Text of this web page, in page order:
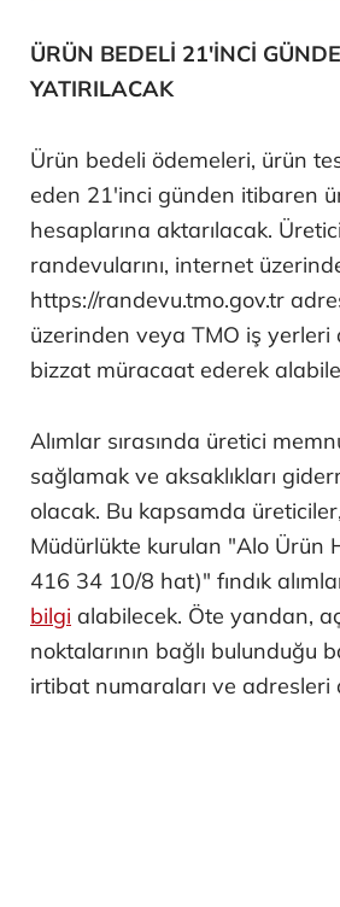
ÜRÜN BEDELİ 21'İNCİ
YATIRILACAK
Ürün bedeli ödemeleri, ürün
eden 21'inci günden itibaren
hesaplarına aktarılacak.
randevularını, internet
https://randevu.tmo.gov.tr
üzerinden veya TMO iş yerleri
bizzat müracaat ederek
Alımlar sırasında üretici
sağlamak ve aksaklıkları
olacak. Bu kapsamda
Müdürlükte kurulan "Alo Ürün
416 34 10/8 hat)" fındık
bilgi alabilecek. Öte yandan,
noktalarının bağlı bulunduğu
irtibat numaraları ve adresleri